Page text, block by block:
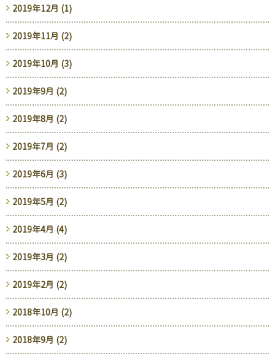
2019年12月 (1)
2019年11月 (2)
2019年10月 (3)
2019年9月 (2)
2019年8月 (2)
2019年7月 (2)
2019年6月 (3)
2019年5月 (2)
2019年4月 (4)
2019年3月 (2)
2019年2月 (2)
2018年10月 (2)
2018年9月 (2)